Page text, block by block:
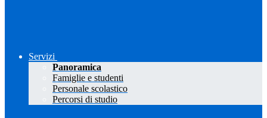
Servizi
Panoramica
Famiglie e studenti
Personale scolastico
Percorsi di studio